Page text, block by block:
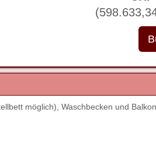
(598.633
möglich), Waschbecken und Balkon,